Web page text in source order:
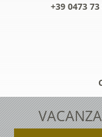
+39 0473 73